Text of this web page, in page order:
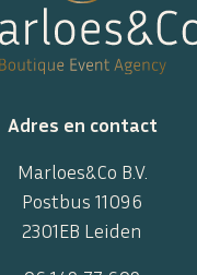
Adres en contact
Marloes&Co B.V.
Postbus 11096
2301EB Leiden